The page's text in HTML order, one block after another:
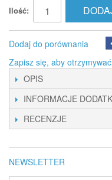
Ilość:
Dodaj do porównania
Zapisz się, aby
OPIS
INFORMACJE
RECENZJE
NEWSLETTER